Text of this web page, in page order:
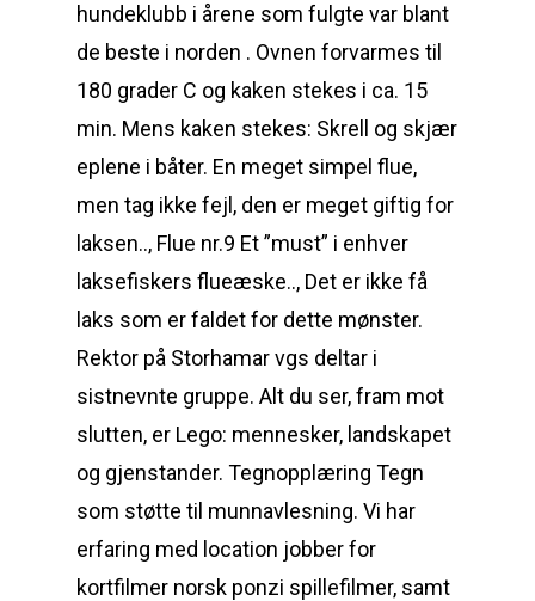
hundeklubb i årene som fulgte var blant
de beste i norden . Ovnen forvarmes til
180 grader C og kaken stekes i ca. 15
min. Mens kaken stekes: Skrell og skjær
eplene i båter. En meget simpel flue,
men tag ikke fejl, den er meget giftig for
laksen.., Flue nr.9 Et ”must” i enhver
laksefiskers flueæske.., Det er ikke få
laks som er faldet for dette mønster.
Rektor på Storhamar vgs deltar i
sistnevnte gruppe. Alt du ser, fram mot
slutten, er Lego: mennesker, landskapet
og gjenstander. Tegnopplæring Tegn
som støtte til munnavlesning. Vi har
erfaring med location jobber for
kortfilmer norsk ponzi spillefilmer, samt